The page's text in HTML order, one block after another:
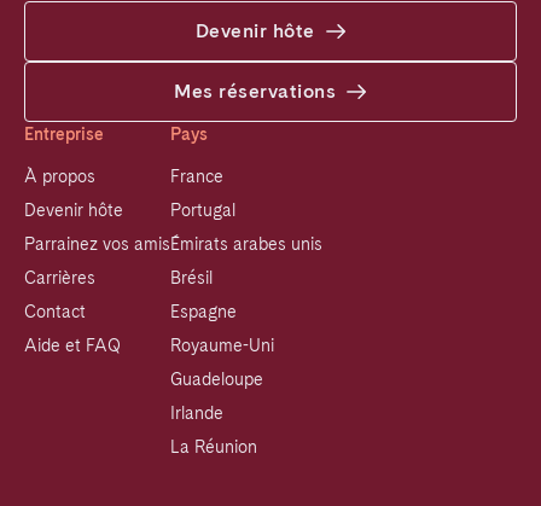
Devenir hôte
Mes réservations
Entreprise
À propos
Devenir hôte
Parrainez vos amis
Carrières
Contact
Aide et FAQ
Pays
France
Portugal
Émirats arabes unis
Brésil
Espagne
Royaume-Uni
Guadeloupe
Irlande
La Réunion